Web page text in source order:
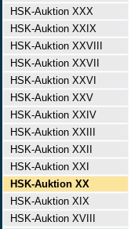
HSK-Auktion XXX
HSK-Auktion XXIX
HSK-Auktion XXVIII
HSK-Auktion XXVII
HSK-Auktion XXVI
HSK-Auktion XXV
HSK-Auktion XXIV
HSK-Auktion XXIII
HSK-Auktion XXII
HSK-Auktion XXI
HSK-Auktion XX
HSK-Auktion XIX
HSK-Auktion XVIII